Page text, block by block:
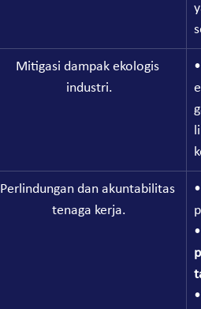
Mitigasi dampak ekologis
industri.
Perlindungan dan akuntabilitas
tenaga kerja.